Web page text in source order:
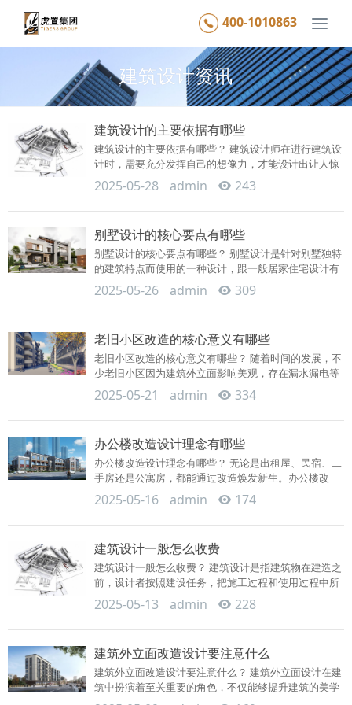
400-1010863
建筑设计资讯
建筑设计的主要依据有哪些
建筑设计的主要依据有哪些？ 建筑设计师在进行建筑设
计时，需要充分发挥自己的想像力，才能设计出让人惊
叹的作品。但...
2025-05-28 admin 243
别墅设计的核心要点有哪些
别墅设计的核心要点有哪些？ 别墅设计是针对别墅独特
的建筑特点而使用的一种设计，跟一般居家住宅设计有
着明显的区别...
2025-05-26 admin 309
老旧小区改造的核心意义有哪些
老旧小区改造的核心意义有哪些？ 随着时间的发展，不
少老旧小区因为建筑外立面影响美观，存在漏水漏电等
诸多安全隐患...
2025-05-21 admin 334
办公楼改造设计理念有哪些
办公楼改造设计理念有哪些？ 无论是出租屋、民宿、二
手房还是公寓房，都能通过改造焕发新生。办公楼改
造，可以让你的...
2025-05-16 admin 174
建筑设计一般怎么收费
建筑设计一般怎么收费？ 建筑设计是指建筑物在建造之
前，设计者按照建设任务，把施工过程和使用过程中所
存在的或可能...
2025-05-13 admin 228
建筑外立面改造设计要注意什么
建筑外立面改造设计要注意什么？ 建筑外立面设计在建
筑中扮演着至关重要的角色，不仅能够提升建筑的美学
价值，还能够...